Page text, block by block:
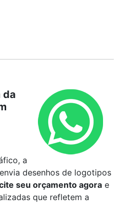
da
a
desenhos de logotipos
seu orçamento agora e
que refletem a